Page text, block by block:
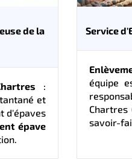
de la
:
et
d'épaves
épave
Service
équipe
Chartres
savoir-